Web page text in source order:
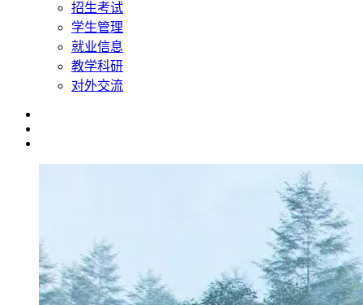
招生考试
学生管理
就业信息
教学科研
对外交流